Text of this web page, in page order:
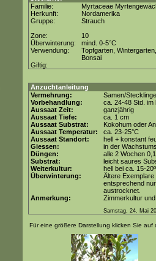
Familie:
Myrtaceae
Herkunft:
Nordamerika
Gruppe:
Strauch
Zone:
10
Überwinterung:
mind. 0-5°C
Verwendung:
Topfgarten, Wintergarten,
Bonsai
Giftig:
Anzuchtanleitung
Vermehrung:
Samen/Stecklinge
Vorbehandlung:
ca. 24-48 Std. im
Aussaat Zeit:
ganzjährig
Aussaat Tiefe:
ca. 1 cm
Aussaat Substrat:
Kokohum oder
Aussaat Temperatur:
ca. 23-25°C
Aussaat Standort:
hell + konstant
Giessen:
in der
Düngen:
alle 2 Wochen
Substrat:
leicht saures
Weiterkultur:
hell bei ca. 15-
Überwinterung:
Ältere
entsprechend
austrocknet.
Anmerkung:
Zimmerkultur
Samstag, 24. Mai
Für eine größere Darstellung klicken Sie auf